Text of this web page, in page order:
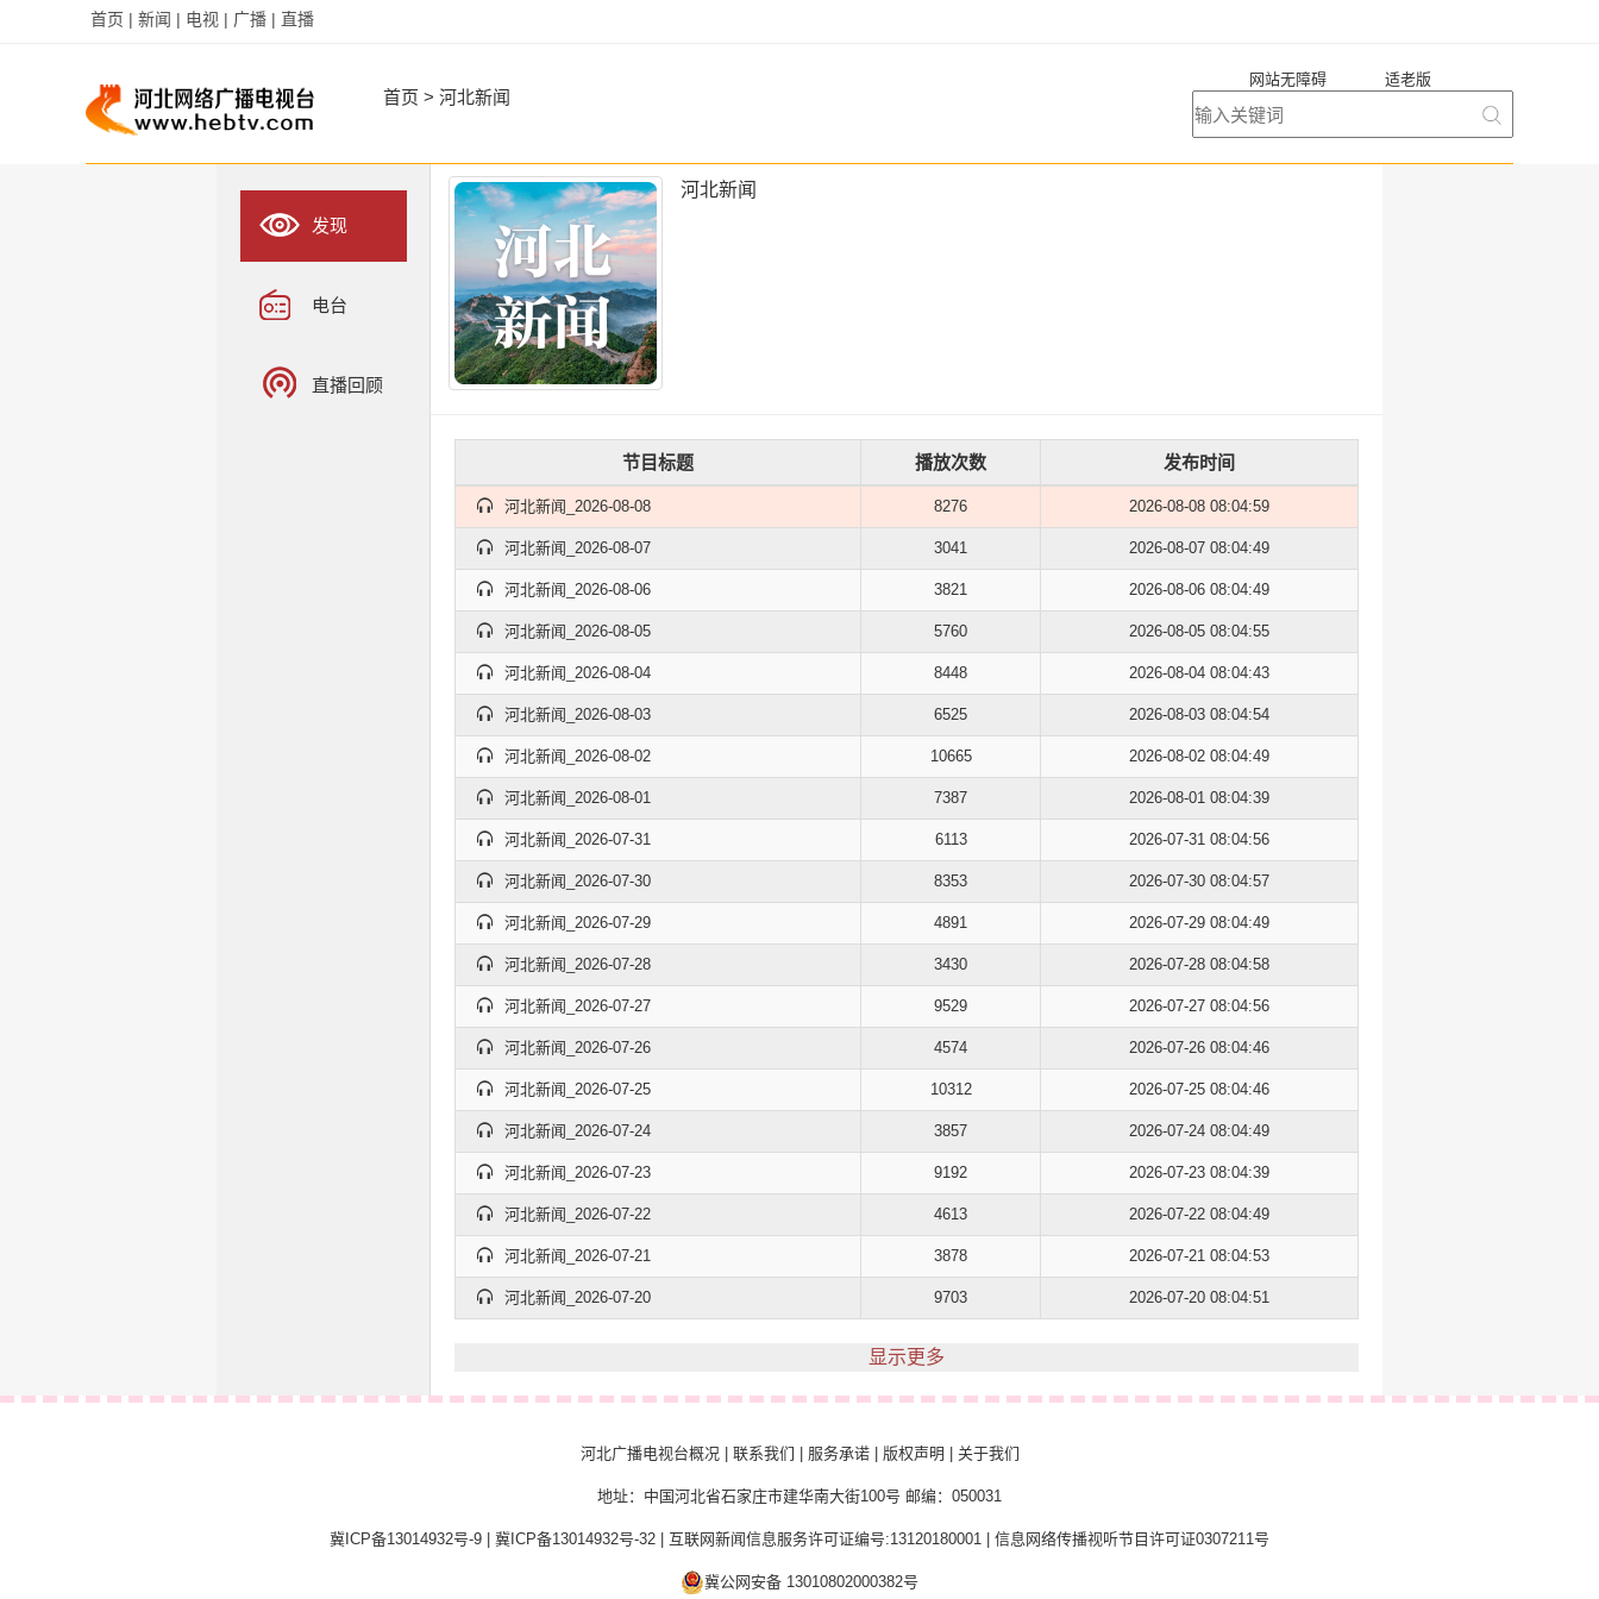
首页 | 新闻 | 电视 | 广播 | 直播
首页 > 河北新闻
网站无障碍 适老版
发现
电台
直播回顾
河北新闻
节目标题 播放次数 发布时间
河北新闻_2026-08-08 8276 2026-08-08 08:04:59
河北新闻_2026-08-07 3041 2026-08-07 08:04:49
河北新闻_2026-08-06 3821 2026-08-06 08:04:49
河北新闻_2026-08-05 5760 2026-08-05 08:04:55
河北新闻_2026-08-04 8448 2026-08-04 08:04:43
河北新闻_2026-08-03 6525 2026-08-03 08:04:54
河北新闻_2026-08-02 10665 2026-08-02 08:04:49
河北新闻_2026-08-01 7387 2026-08-01 08:04:39
河北新闻_2026-07-31 6113 2026-07-31 08:04:56
河北新闻_2026-07-30 8353 2026-07-30 08:04:57
河北新闻_2026-07-29 4891 2026-07-29 08:04:49
河北新闻_2026-07-28 3430 2026-07-28 08:04:58
河北新闻_2026-07-27 9529 2026-07-27 08:04:56
河北新闻_2026-07-26 4574 2026-07-26 08:04:46
河北新闻_2026-07-25 10312 2026-07-25 08:04:46
河北新闻_2026-07-24 3857 2026-07-24 08:04:49
河北新闻_2026-07-23 9192 2026-07-23 08:04:39
河北新闻_2026-07-22 4613 2026-07-22 08:04:49
河北新闻_2026-07-21 3878 2026-07-21 08:04:53
河北新闻_2026-07-20 9703 2026-07-20 08:04:51
显示更多
河北广播电视台概况| 联系我们 服务承诺| 版权声明 关于我们
地址：中国河北省石家庄市建华南大街100号 邮编：050031
冀ICP备13014932号-9 冀ICP备13014932号-32 互联网新闻信息服务许可证编号:13120180001 信息网络传播视听节目许可证0307211号
冀公网安备 13010802000382号